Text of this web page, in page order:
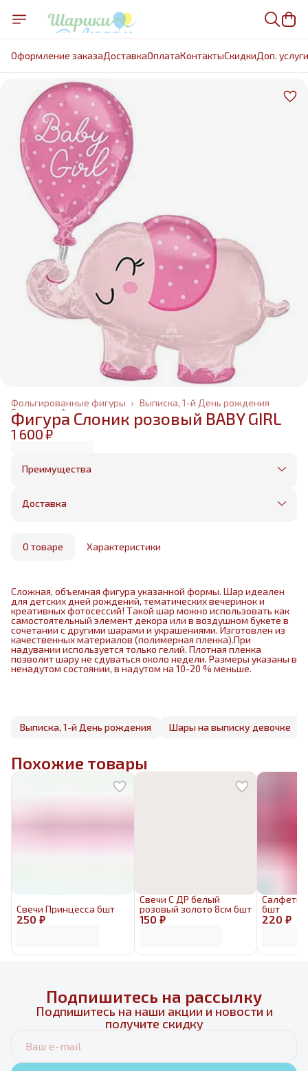
Оформление заказаДоставкаОплатаКонтактыCкидкиДоп. услуги
Выписка, 1-й День рождения
Фольгированные фигуры ›
Фольгированные шары
Главная
Фигура Слоник розовый BABY GIRL
1 600 ₽
Преимущества
Оплата частями в Сплит
Бесплатная доставка в пределах КАД
маркетплейса
Доставка
О товаре Характеристики
Сложная, объемная фигура указанной формы. Шар идеален
для детских дней рождений, тематических вечеринок и
креативных фотосессий! Такой шар можно использовать как
самостоятельный элемент декора или в воздушном букете в
сочетании с другими шарами и украшениями. Изготовлен из
качественных материалов (полимерная пленка).При
надувании используется только гелий. Плотная пленка
позволит шару не сдуваться около недели. Размеры указаны в
ненадутом состоянии, в надутом на 10-20 % меньше.
Выписка, 1-й День рождения Шары на выписку девочке
Похожие товары
250 ₽
Свечи Принцесса 6шт
150 ₽
Свечи С ДР белый
розовый золото 8см 6шт
220 ₽
6шт
Подпишитесь на рассылку
Подпишитесь на наши акции и новости и
получите скидку